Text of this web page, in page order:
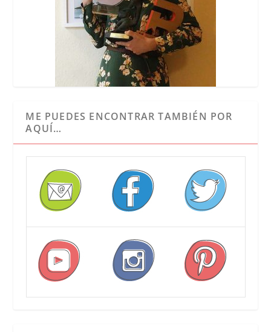
ME PUEDES ENCONTRAR TAMBIÉN POR
AQUÍ…